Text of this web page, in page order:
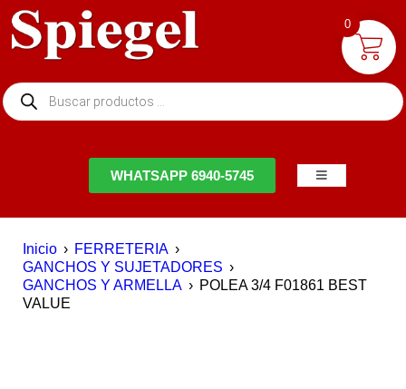
WHATSAPP 6940-5745
Inicio › FERRETERIA ›
GANCHOS Y SUJETADORES ›
GANCHOS Y ARMELLA › POLEA 3/4 F01861 BEST
VALUE
0